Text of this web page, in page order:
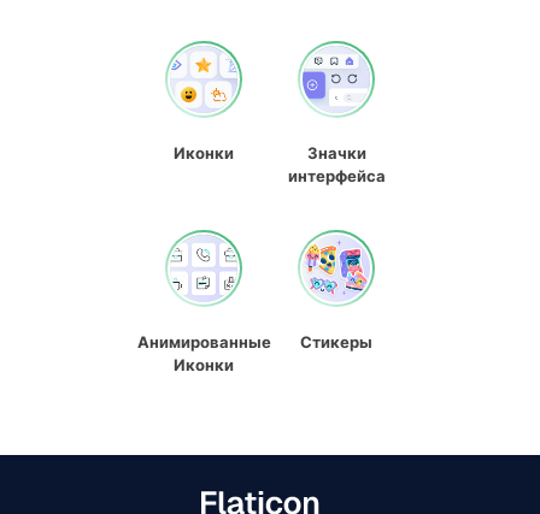
Иконки
Значки
интерфейса
Анимированные
Иконки
Стикеры